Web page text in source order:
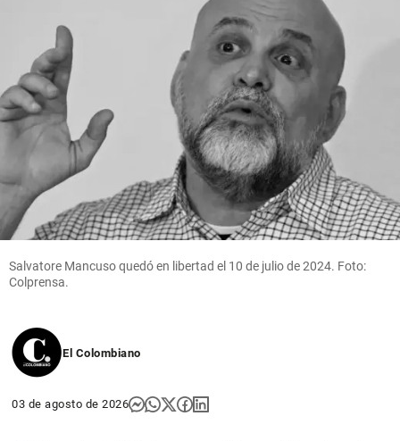
Salvatore Mancuso quedó en libertad el 10 de julio de 2024. Foto:
Colprensa.
El Colombiano
03 de agosto de 2026